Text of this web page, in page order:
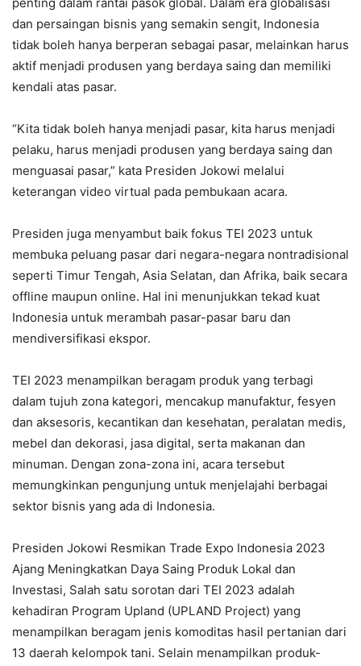
dan persaingan bisnis yang semakin sengit, Indonesia
tidak boleh hanya berperan sebagai pasar, melainkan harus
aktif menjadi produsen yang berdaya saing dan memiliki
kendali atas pasar.
“Kita tidak boleh hanya menjadi pasar, kita harus menjadi
pelaku, harus menjadi produsen yang berdaya saing dan
menguasai pasar,” kata Presiden Jokowi melalui
keterangan video virtual pada pembukaan acara.
Presiden juga menyambut baik fokus TEI 2023 untuk
membuka peluang pasar dari negara-negara nontradisional
seperti Timur Tengah, Asia Selatan, dan Afrika, baik secara
offline maupun online. Hal ini menunjukkan tekad kuat
Indonesia untuk merambah pasar-pasar baru dan
mendiversifikasi ekspor.
TEI 2023 menampilkan beragam produk yang terbagi
dalam tujuh zona kategori, mencakup manufaktur, fesyen
dan aksesoris, kecantikan dan kesehatan, peralatan medis,
mebel dan dekorasi, jasa digital, serta makanan dan
minuman. Dengan zona-zona ini, acara tersebut
memungkinkan pengunjung untuk menjelajahi berbagai
sektor bisnis yang ada di Indonesia.
Presiden Jokowi Resmikan Trade Expo Indonesia 2023
Ajang Meningkatkan Daya Saing Produk Lokal dan
Investasi, Salah satu sorotan dari TEI 2023 adalah
kehadiran Program Upland (UPLAND Project) yang
menampilkan beragam jenis komoditas hasil pertanian dari
13 daerah kelompok tani. Selain menampilkan produk-